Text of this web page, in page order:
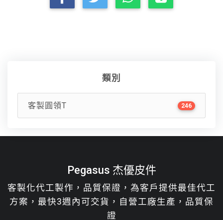
類別
客製圓領T 246
Pegasus 杰優皮件
客製化代工製作，品質保證，為客戶提供最佳代工
方案，最快3週內可交貨，自營工廠生產，品質保
證